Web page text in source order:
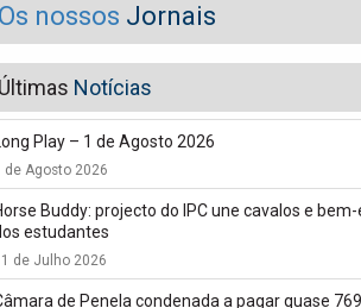
nossos Jornais
Notícias
Play – 1 de Agosto 2026
de Agosto 2026
Buddy: projecto do IPC une cavalos e
estudantes
de Julho 2026
de Penela condenada a pagar quase